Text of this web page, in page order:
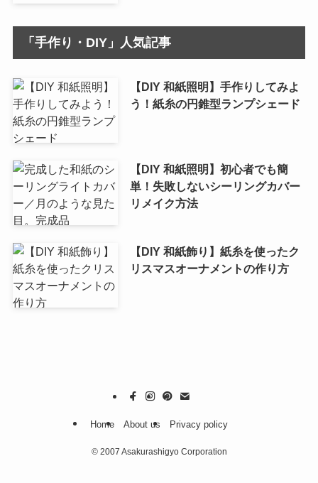
「手作り・DIY」人気記事
【DIY 和紙照明】手作りしてみよ
う！紙糸の円錐型ランプシェード
【DIY 和紙照明】初心者でも簡
単！失敗しないシーリングカバー
リメイク方法
【DIY 和紙飾り】紙糸を使ったク
リスマスオーナメントの作り方
Home About us Privacy policy
©2007 Asakurashigyo Corporation